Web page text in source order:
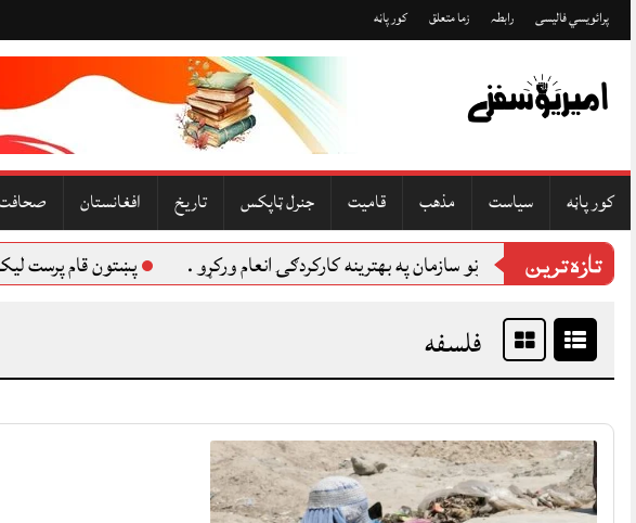
to
content
پرائویسي فالیسی رابطہ زما متعلق کور پاڼه
کور پاڼه سياست مذهب قاميت جنرل ټاپکس تاريخ افغانستان
تازه ترين
بشری حقونو سازمان په بهترینه کارکردګۍ انعام ورکړو . پښتون قام پرست لیکوال
فلسفه